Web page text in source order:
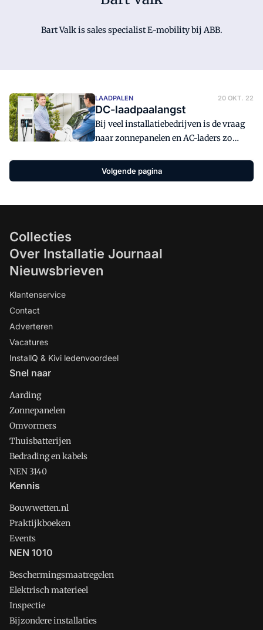
Bart Valk is sales specialist E-mobility bij ABB.
LAADPALEN 20 OKT. 22
DC-laadpaalangst
Bij veel installatiebedrijven is de vraag
naar zonnepanelen en AC-laders zo
installateurs kennis te laten maken met
de complexere installatie van DC-laders.
complexiteit, zelfs een zekere DC-
Volgende pagina
Collecties
Over Installatie Journaal
Nieuwsbrieven
Klantenservice
Contact
Adverteren
Vacatures
InstallQ & Kivi ledenvoordeel
Snel naar
Aarding
Zonnepanelen
Omvormers
Thuisbatterijen
Bedrading en kabels
NEN 3140
Kennis
Bouwwetten.nl
Praktijkboeken
Events
NEN 1010
Beschermingsmaatregelen
Elektrisch materieel
Inspectie
Bijzondere installaties